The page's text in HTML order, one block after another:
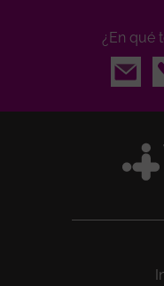
¿En qué
Email